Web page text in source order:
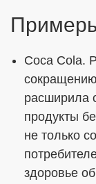
Coca Cola.
расширила
продукты
не только
здоровье